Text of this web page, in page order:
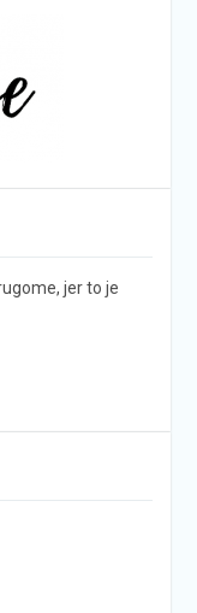
jer to je